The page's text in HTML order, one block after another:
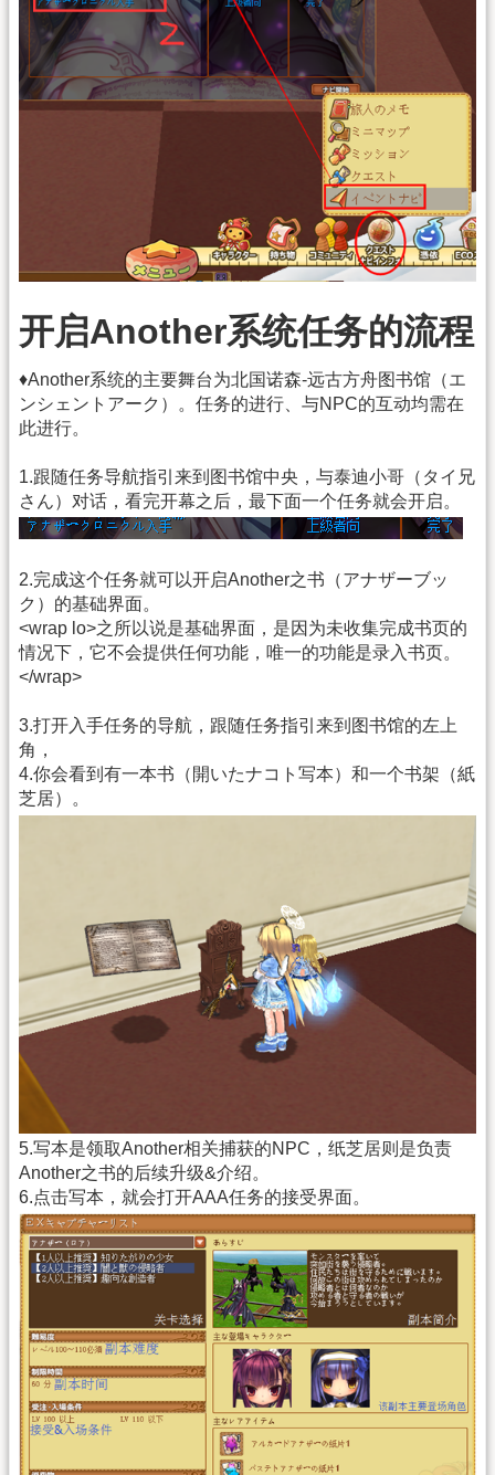
开启Another系统任务的流程
♦Another系统的主要舞台为北国诺森-远古方舟图书馆（エ
ンシェントアーク）。任务的进行、与NPC的互动均需在
此进行。
1.跟随任务导航指引来到图书馆中央，与泰迪小哥（タイ兄
さん）对话，看完开幕之后，最下面一个任务就会开启。
2.完成这个任务就可以开启Another之书（アナザーブッ
ク）的基础界面。
<wrap lo>之所以说是基础界面，是因为未收集完成书页的
情况下，它不会提供任何功能，唯一的功能是录入书页。
</wrap>
3.打开入手任务的导航，跟随任务指引来到图书馆的左上
角，
4.你会看到有一本书（開いたナコト写本）和一个书架（紙
芝居）。
5.写本是领取Another相关捕获的NPC，纸芝居则是负责
Another之书的后续升级&介绍。
6.点击写本，就会打开AAA任务的接受界面。